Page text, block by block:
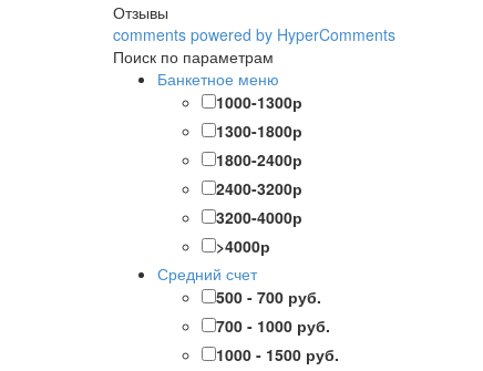
Отзывы
comments powered by HyperComments
Поиск по параметрам
Банкетное меню
1000-1300р
1300-1800р
1800-2400р
2400-3200р
3200-4000р
>4000р
Средний счет
500 - 700 руб.
700 - 1000 руб.
1000 - 1500 руб.